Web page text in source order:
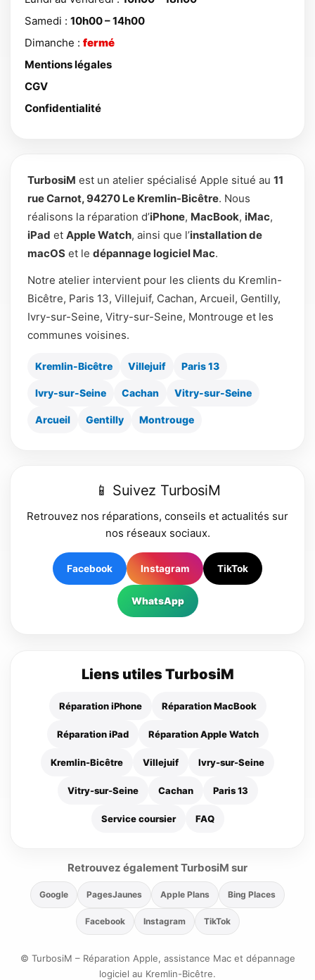
Samedi : 10h00 – 14h00
Dimanche : fermé
Mentions légales
CGV
Confidentialité
TurbosiM est un atelier spécialisé Apple situé au 11
rue Carnot, 94270 Le Kremlin-Bicêtre. Nous
réalisons la réparation d’iPhone, MacBook, iMac,
iPad et Apple Watch, ainsi que l’installation de
macOS et le dépannage logiciel Mac.
Notre atelier intervient pour les clients du Kremlin-
Bicêtre, Paris 13, Villejuif, Cachan, Arcueil, Gentilly,
Ivry-sur-Seine, Vitry-sur-Seine, Montrouge et les
communes voisines.
Kremlin-Bicêtre Villejuif Paris 13
Ivry-sur-Seine Cachan Vitry-sur-Seine
Arcueil Gentilly Montrouge
📱 Suivez TurbosiM
Retrouvez nos réparations, conseils et actualités sur
nos réseaux sociaux.
Facebook Instagram TikTok
WhatsApp
Liens utiles TurbosiM
Réparation iPhone Réparation MacBook
Réparation iPad Réparation Apple Watch
Kremlin-Bicêtre Villejuif Ivry-sur-Seine
Vitry-sur-Seine Cachan Paris 13
Service coursier FAQ
Retrouvez également TurbosiM sur
Google PagesJaunes Apple Plans Bing Places
Facebook Instagram TikTok
© TurbosiM – Réparation Apple, assistance Mac et dépannage
logiciel au Kremlin-Bicêtre.